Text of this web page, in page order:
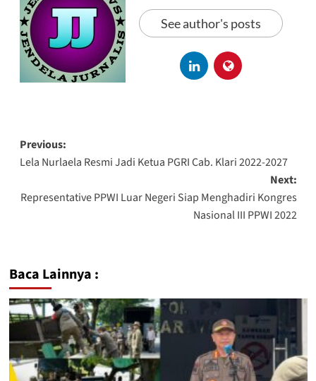
See author's posts
Previous:
Lela Nurlaela Resmi Jadi Ketua PGRI Cab. Klari 2022-2027
Next:
Representative PPWI Luar Negeri Siap Menghadiri Kongres
Nasional III PPWI 2022
Baca Lainnya :